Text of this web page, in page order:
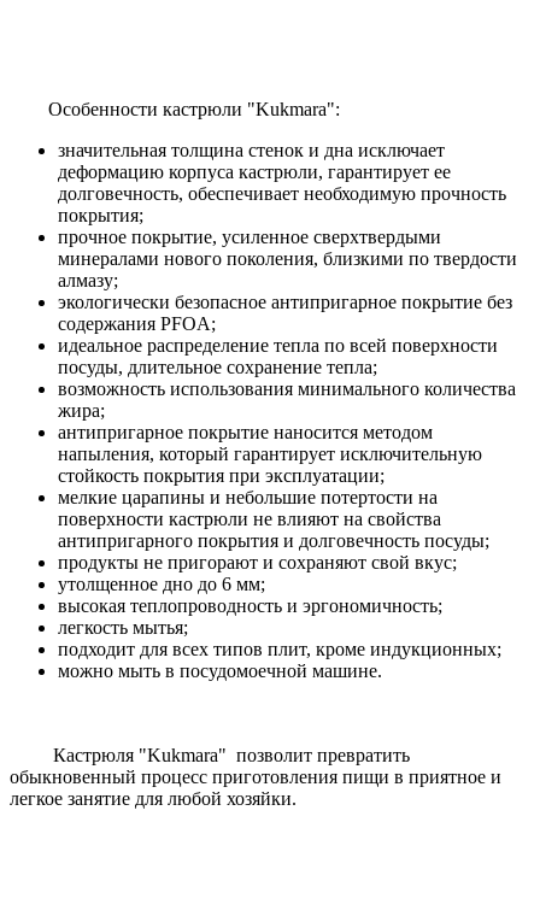
Особенности кастрюли "Kukmara":
значительная толщина стенок и дна исключает
деформацию корпуса кастрюли, гарантирует ее
долговечность, обеспечивает необходимую прочность
покрытия;
прочное покрытие, усиленное сверхтвердыми
минералами нового поколения, близкими по твердости
алмазу;
экологически безопасное антипригарное покрытие без
содержания PFOA;
идеальное распределение тепла по всей поверхности
посуды, длительное сохранение тепла;
возможность использования минимального количества
жира;
антипригарное покрытие наносится методом
напыления, который гарантирует исключительную
стойкость покрытия при эксплуатации;
мелкие царапины и небольшие потертости на
поверхности кастрюли не влияют на свойства
антипригарного покрытия и долговечность посуды;
продукты не пригорают и сохраняют свой вкус;
утолщенное дно до 6 мм;
высокая теплопроводность и эргономичность;
легкость мытья;
подходит для всех типов плит, кроме индукционных;
можно мыть в посудомоечной машине.
Кастрюля "Kukmara" позволит превратить
обыкновенный процесс приготовления пищи в приятное и
легкое занятие для любой хозяйки.